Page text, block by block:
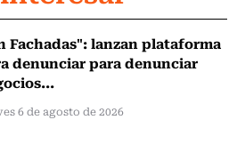
Fachadas": lanzan plataforma
denunciar para denunciar
6 de agosto de 2026